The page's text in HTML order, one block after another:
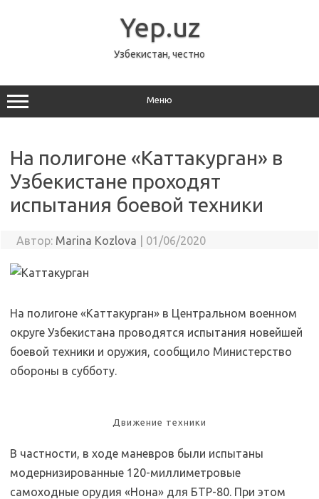
Yep.uz
Узбекистан, честно
Меню
На полигоне «Каттакурган» в
Узбекистане проходят
испытания боевой техники
Автор: Marina Kozlova 01/06/2020
На полигоне «Каттакурган» в Центральном военном
округе Узбекистана проводятся испытания новейшей
боевой техники и оружия, сообщило Министерство
обороны в субботу.
Движение техники
В частности, в ходе маневров были испытаны
модернизированные 120-миллиметровые
самоходные орудия «Нона» для БТР-80. При этом